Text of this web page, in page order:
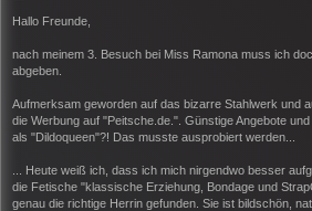
i
a
g
Hallo Freunde,
nach meinem 3. Besuch bei Miss Ramona muss ich
abgeben.
Aufmerksam geworden auf das bizarre Stahlwerk und
die Werbung auf "Peitsche.de.". Günstige Angebote
als "Dildoqueen"?! Das musste ausprobiert werden...
... Heute weiß ich, dass ich mich nirgendwo besser
die Fetische "klassische Erziehung, Bondage und
genau die richtige Herrin gefunden. Sie ist bildschön,